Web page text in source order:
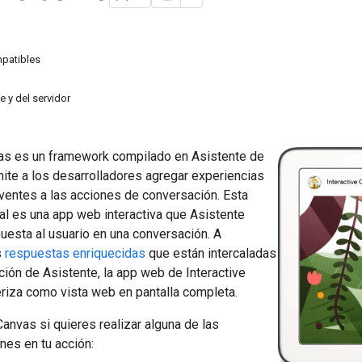
y del servidor
es un framework compilado en Asistente de
a los desarrolladores agregar experiencias
a las acciones de conversación. Esta
es una app web interactiva que Asistente
al usuario en una conversación. A
respuestas enriquecidas que están intercaladas
de Asistente, la app web de Interactive
como vista web en pantalla completa.
si quieres realizar alguna de las
en tu acción: